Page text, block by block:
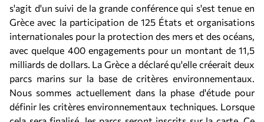
s'agit d'un suivi de la grande conférence qui s'est tenue en
Grèce avec la participation de 125 États et organisations
internationales pour la protection des mers et des océans,
avec quelque 400 engagements pour un montant de 11,5
milliards de dollars. La Grèce a déclaré qu'elle créerait deux
parcs marins sur la base de critères environnementaux.
Nous sommes actuellement dans la phase d'étude pour
définir les critères environnementaux techniques. Lorsque